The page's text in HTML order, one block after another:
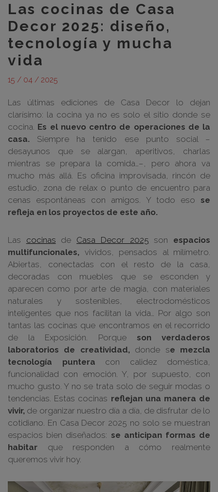
Las cocinas de Casa
Decor 2025: diseño,
tecnología y mucha
vida
15 / 04 / 2025
Las últimas ediciones de Casa Decor lo dejan
clarísimo: la cocina ya no es solo el sitio donde se
cocina. Es el nuevo centro de operaciones de la
casa. Siempre ha tenido ese punto social –
desayunos que se alargan, aperitivos, charlas
mientras se prepara la comida…–, pero ahora va
mucho más allá. Es oficina improvisada, rincón de
estudio, zona de relax o punto de encuentro para
cenas espontáneas con amigos. Y todo eso se
refleja en los proyectos de este año.
Las cocinas de Casa Decor 2025 son espacios
multifuncionales, vividos, pensados al milímetro.
Abiertas, conectadas con el resto de la casa,
decoradas con muebles que se esconden y
aparecen como por arte de magia, con materiales
naturales y sostenibles, electrodomésticos
inteligentes que nos facilitan la vida… Por algo son
tantas las cocinas que encontramos en el recorrido
de la Exposición. Porque son verdaderos
laboratorios de creatividad,donde se mezcla
tecnología puntera con calidez doméstica,
funcionalidad con emoción. Y, por supuesto, con
mucho gusto. Y no se trata solo de seguir modas o
tendencias. Estas cocinas reflejan una manera de
vivir, de organizar nuestro día a día, de disfrutar de lo
cotidiano. En Casa Decor 2025 no solo se muestran
espacios bien diseñados: se anticipan formas de
habitar que responden a cómo realmente
queremos vivir hoy.